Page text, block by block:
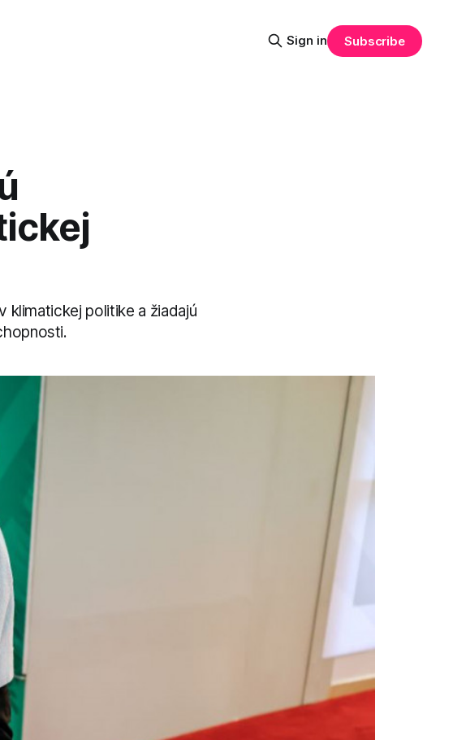
Sign in Subscribe
klimatickej politike a žiadajú